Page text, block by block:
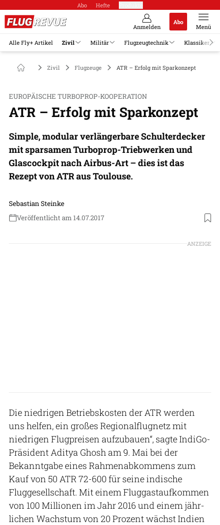
Abo Hefte
Anmelden
Abo
Menü
Alle Fly+ Artikel Zivil Militär Flugzeugtechnik Klassiker
Zivil Flugzeuge ATR – Erfolg mit Sparkonzept
EUROPÄISCHE TURBOPROP-KOOPERATION
ATR – Erfolg mit Sparkonzept
Simple, modular verlängerbare Schulterdecker
mit sparsamen Turboprop-Triebwerken und
Glascockpit nach Airbus-Art – dies ist das
Rezept von ATR aus Toulouse.
Sebastian Steinke
Veröffentlicht am 14.07.2017
ANZEIGE
Die niedrigen Betriebskosten der ATR werden
uns helfen, ein großes Regionalflugnetz mit
niedrigen Flugpreisen aufzubauen“, sagte IndiGo-
Präsident Aditya Ghosh am 9. Mai bei der
Bekanntgabe eines Rahmenabkommens zum
Kauf von 50 ATR 72-600 für seine indische
Fluggesellschaft. Mit einem Fluggastaufkommen
von 100 Millionen im Jahr 2016 und einem jähr­
lichen Wachstum von 20 Prozent wächst Indien